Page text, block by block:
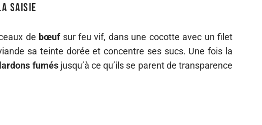
saisie
de bœufsur feu vif, dans une cocotte avec un filet
sa teinte dorée et concentre ses sucs. Une fois la
lardons fumésjusqu’à ce qu’ils se parent de transparence